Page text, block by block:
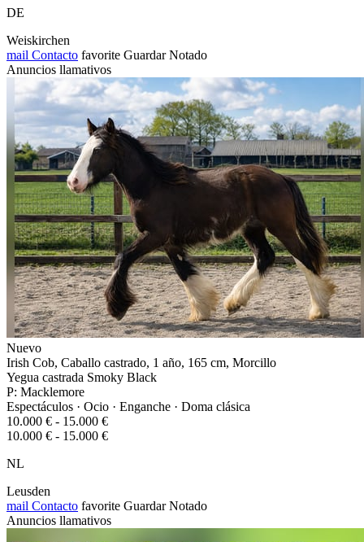
DE
Weiskirchen
mail Contacto favorite Guardar Notado
Anuncios llamativos
Nuevo
Irish Cob, Caballo castrado, 1 año, 165 cm, Morcillo
Yegua castrada Smoky Black
P: Macklemore
Espectáculos · Ocio · Enganche · Doma clásica
10.000 € - 15.000 €
10.000 € - 15.000 €
NL
Leusden
mail Contacto favorite Guardar Notado
Anuncios llamativos